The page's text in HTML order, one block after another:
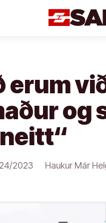
erum
og
2023 Haukur Már